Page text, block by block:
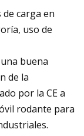
carga en
uso de
buena
de la
por la CE a
rodante para